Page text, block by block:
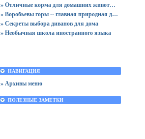
» Отличные корма для домашних животных
» Воробьевы горы -- главная природная достопримечательность Москвы
» Секреты выбора диванов для дома
» Необычная школа иностранного языка
НАВИГАЦИЯ
» Архивы меню
ПОЛЕЗНЫЕ ЗАМЕТКИ